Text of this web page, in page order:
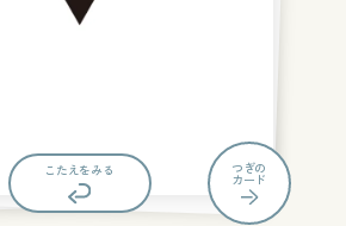
こたえをみる
もんだいにもどる つぎの
カード